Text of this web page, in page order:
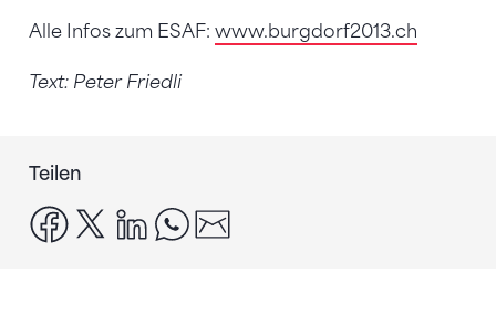
Alle Infos zum ESAF: www.burgdorf2013.ch
Text: Peter Friedli
Teilen
facebook
x linkedinwhatsapp